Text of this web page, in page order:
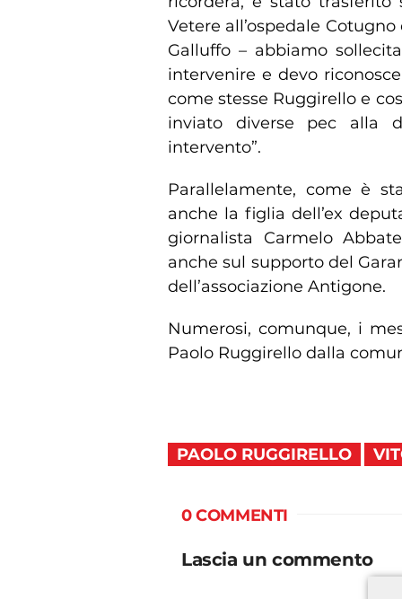
Vetere all’ospedale
Galluffo – abbiamo
intervenire e devo
come stesse Ruggirello e
inviato diverse pec alla
intervento”.
Parallelamente, come è
anche la figlia dell’ex
giornalista Carmelo
anche sul supporto del
dell’associazione Antigone.
Numerosi, comunque, i
Paolo Ruggirello dalla
PAOLO RUGGIRELLO
0 COMMENTI
Lascia un commento